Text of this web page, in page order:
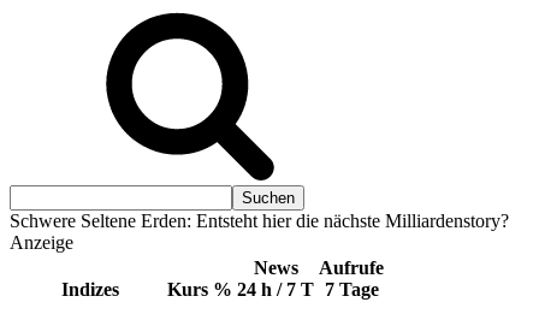
Schwere Seltene Erden: Entsteht hier die nächste Milliardenstory?
Anzeige
Indizes Kurs %
News
24 h / 7 T
Aufrufe
7 Tage